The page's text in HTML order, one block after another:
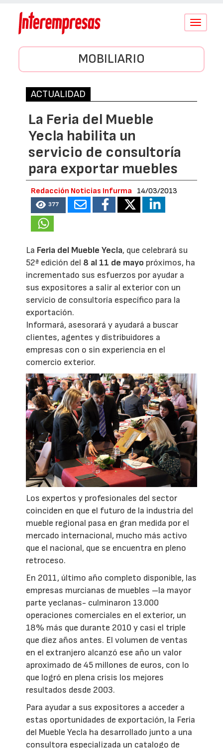
Conmutar
MOBILIARIO
ACTUALIDAD
La Feria del Mueble
Yecla habilita un
servicio de consultoría
para exportar muebles
Redacción Noticias Infurma 14/03/2013
377
La Feria del Mueble Yecla, que celebrará su
52ª edición del 8 al 11 de mayo próximos, ha
incrementado sus esfuerzos por ayudar a
sus expositores a salir al exterior con un
servicio de consultoría específico para la
exportación.
Informará, asesorará y ayudará a buscar
clientes, agentes y distribuidores a
empresas con o sin experiencia en el
comercio exterior.
Los expertos y profesionales del sector
coinciden en que el futuro de la industria del
mueble regional pasa en gran medida por el
mercado internacional, mucho más activo
que el nacional, que se encuentra en pleno
retroceso.
En 2011, último año completo disponible, las
empresas murcianas de muebles –la mayor
parte yeclanas- culminaron 13.000
operaciones comerciales en el exterior, un
18% más que durante 2010 y casi el triple
que diez años antes. El volumen de ventas
en el extranjero alcanzó ese año un valor
aproximado de 45 millones de euros, con lo
que logró en plena crisis los mejores
resultados desde 2003.
Para ayudar a sus expositores a acceder a
estas oportunidades de exportación, la Feria
del Mueble Yecla ha desarrollado junto a una
consultora especializada un catalogo de